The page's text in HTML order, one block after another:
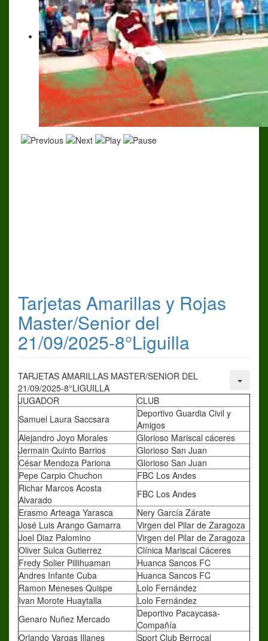
Tarjetas Amarillas y Rojas
Master/Senior del
21/09/2025-8°Liguilla
TARJETAS AMARILLAS MASTER/SENIOR DEL
21/09/2025-8°LIGUILLA
JUGADOR
CLUB
Samuel Laura Saccsara
Deportivo Guardia Civil y
Amigos
Alejandro Joyo Morales
Glorioso Mariscal cáceres
Jermain Quinto Barrios
Glorioso San Juan
César Mendoza Pariona
Glorioso San Juan
Pepe Carpio Chuchon
FBC Los Andes
Richar Marcos Acosta
Alvarado
FBC Los Andes
Erasmo Arteaga Yarasca
Nery García Zárate
José Luis Arango Gamarra
Virgen del Pilar de Zaragoza
Joel Diaz Palomino
Virgen del Pilar de Zaragoza
Oliver Sulca Gutierrez
Clínica Mariscal Cáceres
Fredy Solier Pillihuaman
Huanca Sancos FC
Andres Infante Cuba
Huanca Sancos FC
Ramon Meneses Quispe
Lolo Fernández
Ivan Morote Huaytalla
Lolo Fernández
Genaro Nuñez Mercado
Deportivo Pacaycasa-
Compañía
Orlando Vargas Illanes
Sport Club Berrocal